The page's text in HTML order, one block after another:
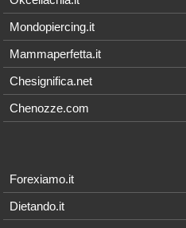
Mondopiercing.it
Mammaperfetta.it
Chesignifica.net
Chenozze.com
Forexiamo.it
Dietando.it